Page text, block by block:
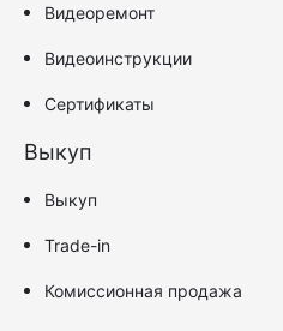
Видеоремонт
Видеоинструкции
Сертификаты
Выкуп
Выкуп
Trade-in
Комиссионная продажа